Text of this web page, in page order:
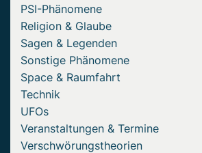
PSI-Phänomene
Religion & Glaube
Sagen & Legenden
Sonstige Phänomene
Space & Raumfahrt
Technik
UFOs
Veranstaltungen & Termine
Verschwörungstheorien